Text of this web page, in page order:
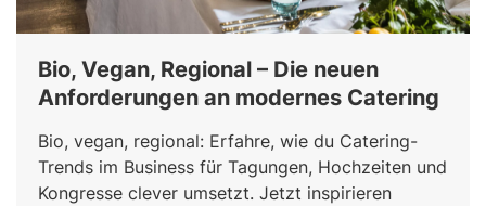
Bio, Vegan, Regional – Die neuen
Anforderungen an modernes Catering
Bio, vegan, regional: Erfahre, wie du Catering-
Trends im Business für Tagungen, Hochzeiten und
Kongresse clever umsetzt. Jetzt inspirieren